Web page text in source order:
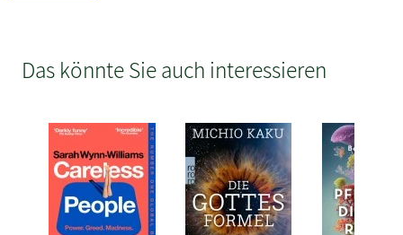
Das könnte Sie auch interessieren